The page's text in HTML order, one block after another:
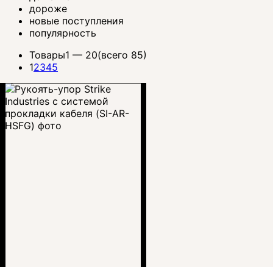
дороже
новые поступления
популярность
Товары1 — 20(всего 85)
12345